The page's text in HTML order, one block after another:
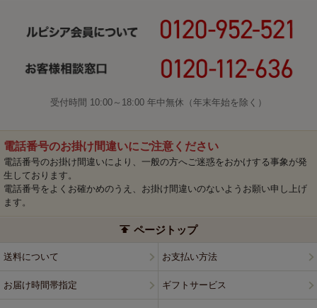
受付時間 10:00～18:00 年中無休（年末年始を除く）
電話番号のお掛け間違いにご注意ください
電話番号のお掛け間違いにより、一般の方へご迷惑をおかけする事象が発
生しております。
電話番号をよくお確かめのうえ、お掛け間違いのないようお願い申し上げ
ます。
ページトップ
送料について お支払い方法
お届け時間帯指定 ギフトサービス